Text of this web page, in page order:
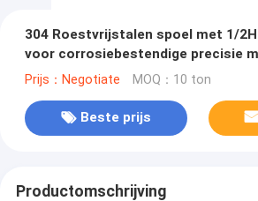
304 Roestvrijstalen spoel met 1/2H
voor corrosiebestendige precisie
onderdelen in 0,2 - 3 mm dikte
Prijs：Negotiate MOQ：10 ton
Beste prijs
Productomschrijving